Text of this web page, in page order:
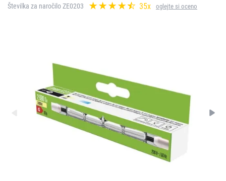
Številka za naročilo ZE0203 35x oglejte si oceno